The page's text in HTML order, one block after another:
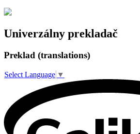
Univerzálny prekladač
Preklad (translations)
Select Language ▼